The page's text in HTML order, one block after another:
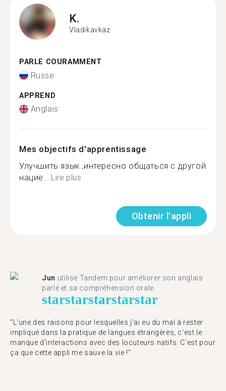
K.
Vladikavkaz
PARLE COURAMMENT
Russe
APPREND
Anglais
Mes objectifs d'apprentissage
Улучшить язык ,интересно общаться с другой
нацие...Lire plus
Obtenir l'appli
Jun utilise Tandem pour améliorer son anglais
parlé et sa compréhension orale.
starstarstarstarstar
"L'une des raisons pour lesquelles j'ai eu du mal à rester
impliqué dans la pratique de langues étrangères, c'est le
manque d'interactions avec des locuteurs natifs. C'est pour
ça que cette appli me sauve la vie !"